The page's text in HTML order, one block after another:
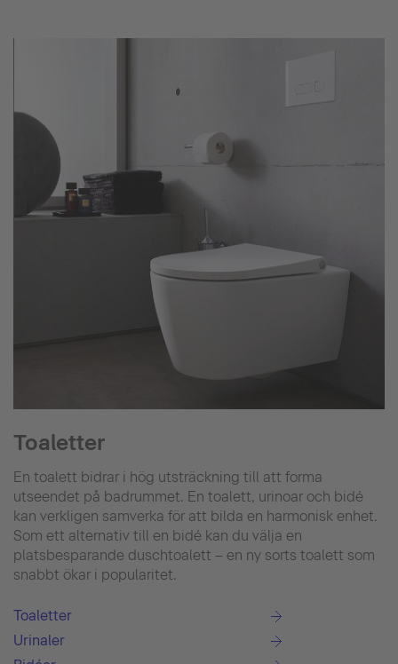
Toaletter
En toalett bidrar i hög utsträckning till att forma
utseendet på badrummet. En toalett, urinoar och bidé
kan verkligen samverka för att bilda en harmonisk enhet.
Som ett alternativ till en bidé kan du välja en
platsbesparande duschtoalett – en ny sorts toalett som
snabbt ökar i popularitet.
Toaletter
Urinaler